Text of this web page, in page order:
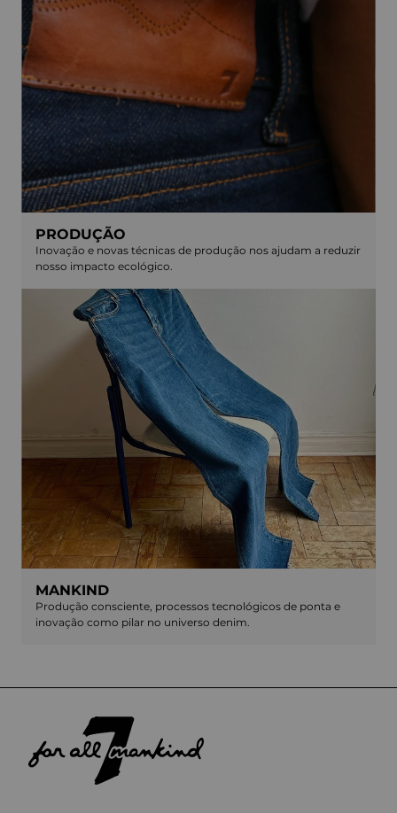
PRODUÇÃO
Inovação e novas técnicas de produção nos ajudam a reduzir
nosso impacto ecológico.
MANKIND
Produção consciente, processos tecnológicos de ponta e
inovação como pilar no universo denim.